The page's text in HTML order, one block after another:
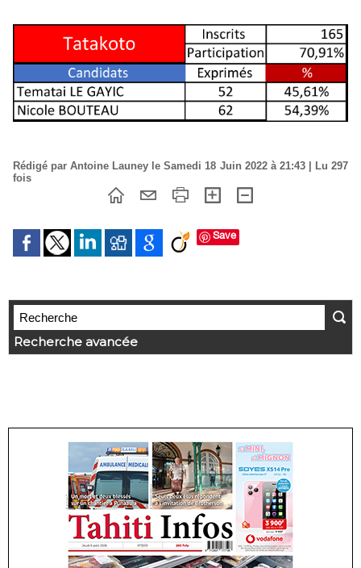
Rédigé par Antoine Launey le Samedi 18 Juin 2022 à 21:43 | Lu 297
fois
Save
Recherche avancée